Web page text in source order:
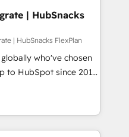
content and
With our bright
do mentality, we
So tell us
digital
| HubSnacks
| HubSnacks FlexPlan
who've chosen
to HubSpot since 2014
accelerate value...
or Check-fixing existing
Integrate |